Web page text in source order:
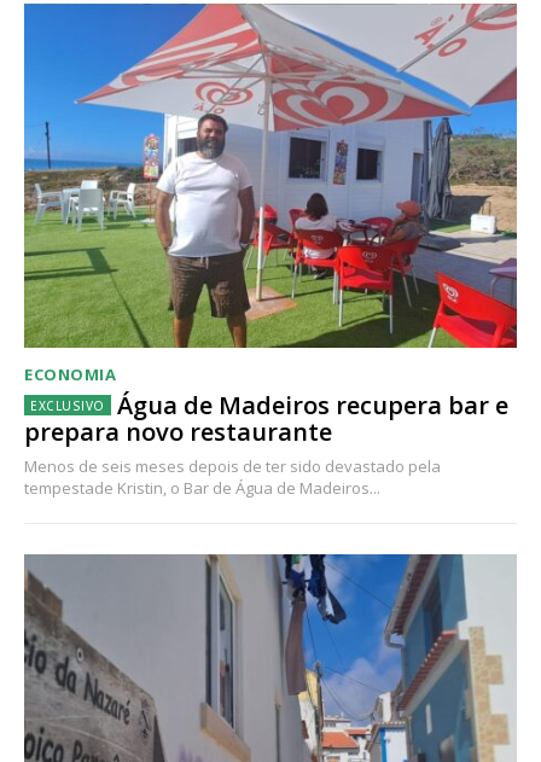
ECONOMIA
Água de Madeiros recupera bar e
prepara novo restaurante
Menos de seis meses depois de ter sido devastado pela
tempestade Kristin, o Bar de Água de Madeiros...